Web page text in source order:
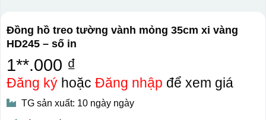
Đồng hồ treo tường vành mỏng 35cm xi vàng
HD245 – số in
1**.000 ₫
Đăng kýhoặc Đăng nhập để xem giá
TG sản xuất: 10 ngày ngày